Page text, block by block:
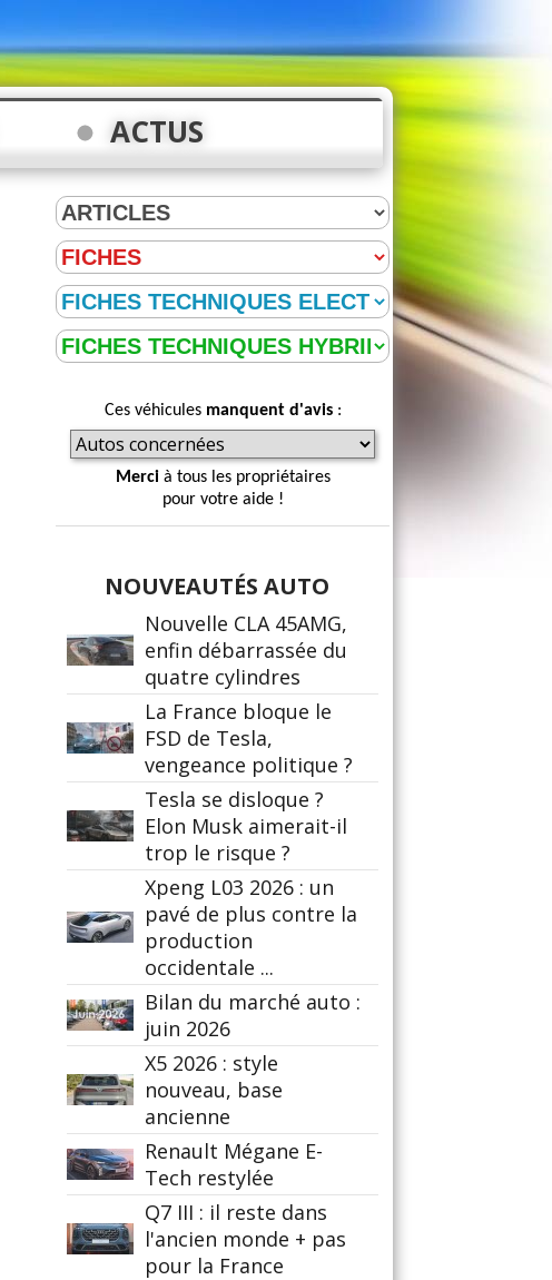
ACTUS
Ces véhicules manquent d'avis:
Mercià tous les propriétaires
pour votre aide !
NOUVEAUTÉS AUTO
Nouvelle CLA 45AMG,
enfin débarrassée du
quatre cylindres
La France bloque le
FSD de Tesla,
vengeance politique ?
Tesla se disloque ?
Elon Musk aimerait-il
trop le risque ?
Xpeng L03 2026 : un
pavé de plus contre la
production
occidentale ...
Bilan du marché auto :
juin 2026
X5 2026 : style
nouveau, base
ancienne
Renault Mégane E-
Tech restylée
Q7 III : il reste dans
l'ancien monde + pas
pour la France